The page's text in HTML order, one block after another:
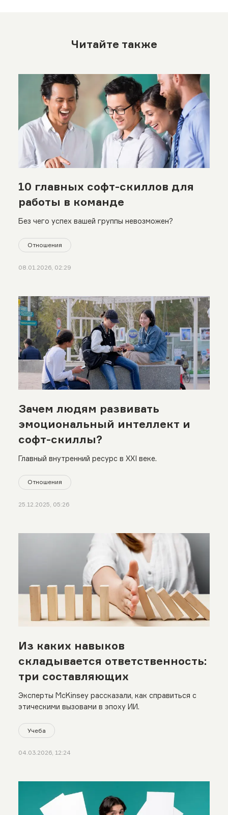
Читайте также
10 главных софт-скиллов для
работы в команде
Без чего успех вашей группы невозможен?
Отношения
08.01.2026, 02:29
Зачем людям развивать
эмоциональный интеллект и
софт-скиллы?
Главный внутренний ресурс в XXI веке.
Отношения
25.12.2025, 05:26
Из каких навыков
складывается ответственность:
три составляющих
Эксперты McKinsey рассказали, как справиться с
этическими вызовами в эпоху ИИ.
Учеба
04.03.2026, 12:24